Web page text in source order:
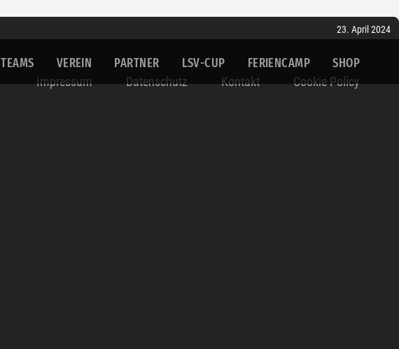
TEAMS VEREIN PARTNER LSV-CUP FERIENCAMP SHOP
23. April 2024
Impressum Datenschutz Kontakt Cookie Policy